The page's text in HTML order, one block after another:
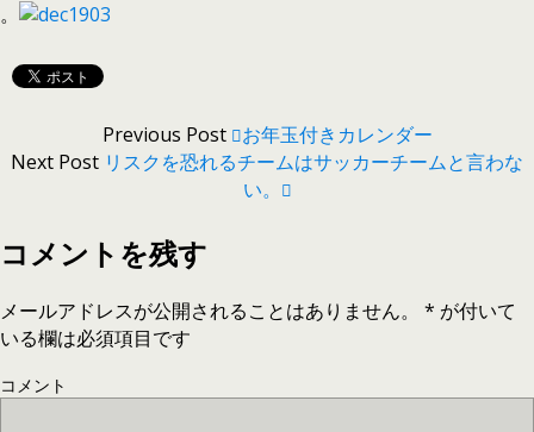
。
Previous Post
お年玉付きカレンダー
Next Post リスクを恐れるチームはサッカーチームと言わな
い。
コメントを残す
メールアドレスが公開されることはありません。 * が付いて
いる欄は必須項目です
コメント